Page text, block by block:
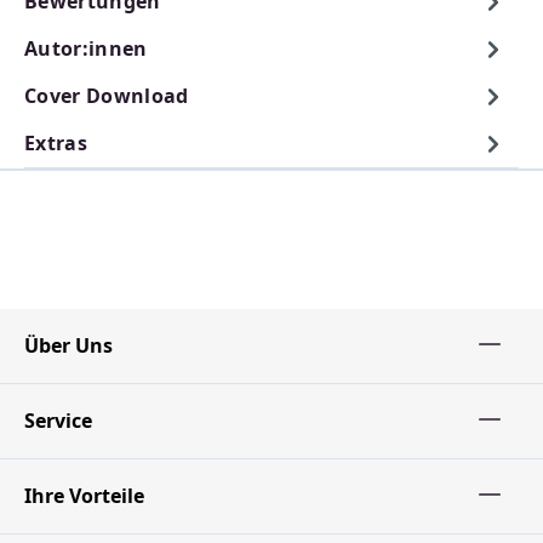
Autor:innen
Cover Download
Extras
Über Uns
Service
Ihre Vorteile